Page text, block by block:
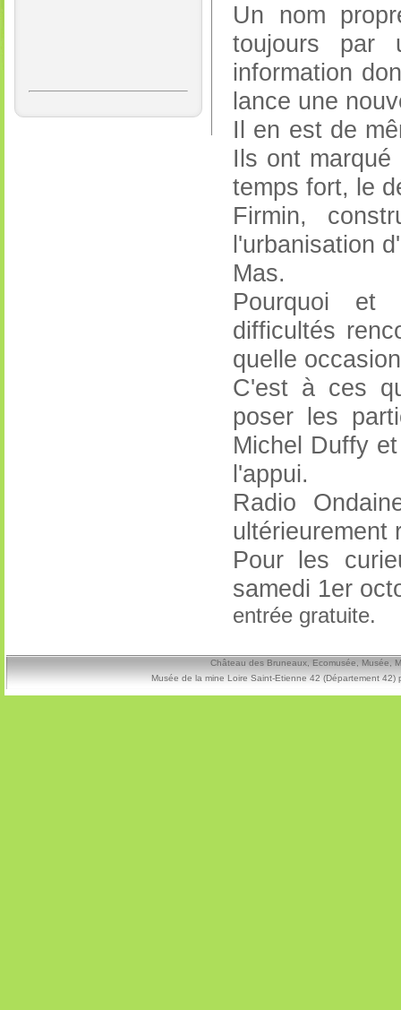
Un nom
toujours par
information
lance une
Il en est de
Ils ont
temps fort, le
Firmin,
l'urbanisation
Mas.
Pourquoi et
difficultés
quelle
C'est à ces
poser les
Michel Duffy
l'appui.
Radio
ultérieurement
Pour les
samedi 1er
entrée gratuite.
Château des Bruneaux, Ecomusée, Musée,
Musée de la mine Loire Saint-Etienne 42 (Département